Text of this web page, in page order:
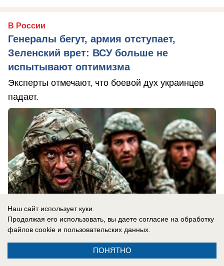
В России
Генералы бегут, армия отступает,
Зеленский врет: ВСУ больше не
испытывают оптимизма
Эксперты отмечают, что боевой дух украинцев
падает.
Наш сайт использует куки.
Продолжая его использовать, вы даете согласие на обработку
файлов cookie и пользовательских данных.
ПОНЯТНО